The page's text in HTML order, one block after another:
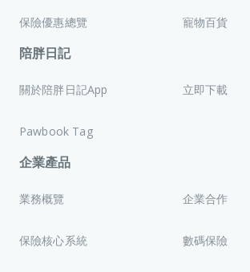
保險優惠總覽 寵物百貨
陪胖日記
關於陪胖日記App 立即下載
Pawbook Tag
企業產品
業務概覽 企業合作
保險核心系統 數碼保險